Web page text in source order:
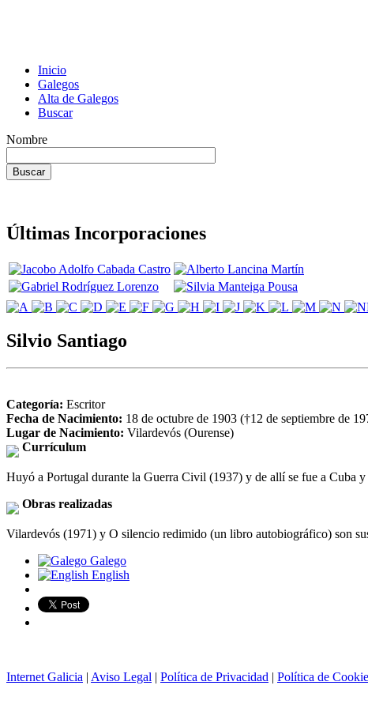
Inicio
Galegos
Alta de Galegos
Buscar
Nombre
Últimas Incorporaciones
Silvio Santiago
Categoría: Escritor
Fecha de Nacimiento: 18 de octubre de 1903 (†12 de septiembre de
Lugar de Nacimiento: Vilardevós (Ourense)
Currículum
Huyó a Portugal durante la Guerra Civil (1937) y de allí se fue a Cuba
Obras realizadas
Vilardevós (1971) y O silencio redimido (un libro autobiográfico) son
Galego
English
Internet Galicia | Aviso Legal | Política de Privacidad | Política de